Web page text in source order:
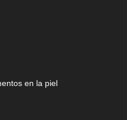
en la piel